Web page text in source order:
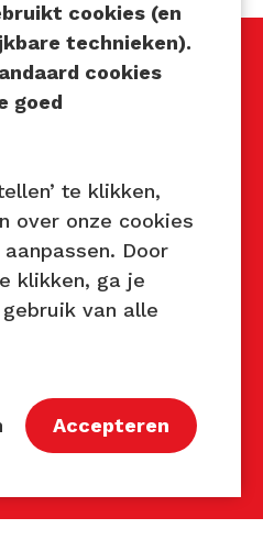
regio
u
ons op
cookies (en
technieken).
cookies
goed
te klikken,
over onze cookies
Door
klikken, ga je
van alle
Accepteren